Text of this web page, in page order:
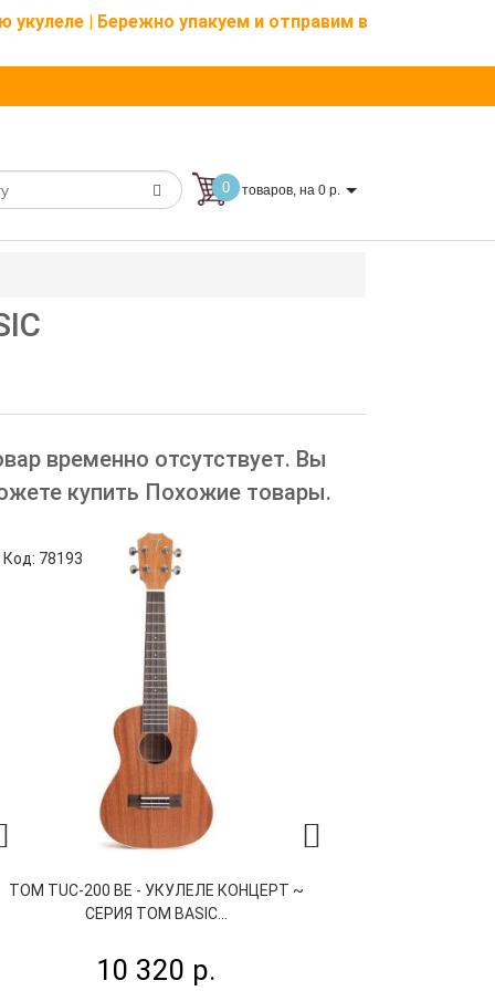
укулеле | Бережно упакуем и отправим в
0 товаров, на 0 р.
временно отсутствует. Вы
купить Похожие товары.
Код: 78193
TOM TUC-200 BE - УКУЛЕЛЕ КОНЦЕРТ ~
СЕРИЯ TOM BASIC...
10 320 р.